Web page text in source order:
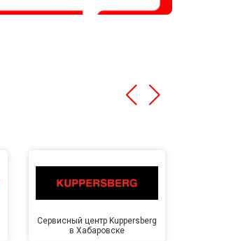
Сервисный центр Kuppersberg
в Хабаровске